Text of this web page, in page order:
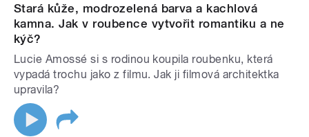
Stará kůže, modrozelená barva a kachlová
kamna. Jak v roubence vytvořit romantiku a ne
kýč?
Lucie Amossé si s rodinou koupila roubenku, která
vypadá trochu jako z filmu. Jak ji filmová architektka
upravila?